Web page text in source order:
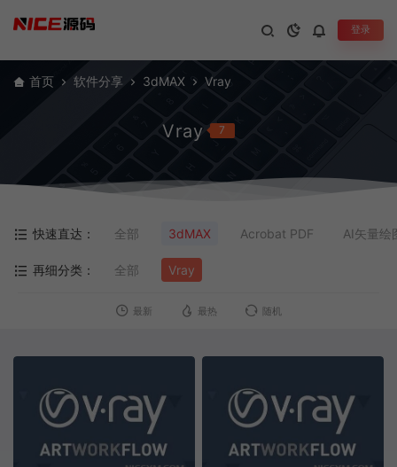
登录
首页 软件分享 3dMAX Vray
Vray 7
快速直达： 全部 3dMAX Acrobat PDF AI矢量绘
再细分类： 全部 Vray
最新 最热 随机